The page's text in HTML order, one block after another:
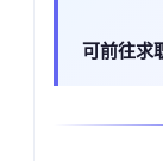
可前往求